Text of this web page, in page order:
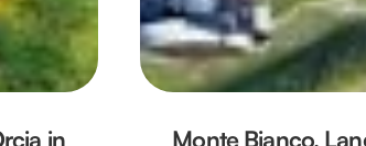
in
Monte Bianco,